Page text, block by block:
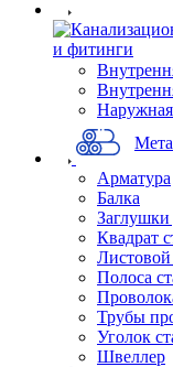
Арматура
Балка
Квадрат
Листовой
Полоса
Трубы
Уголок
Швеллер